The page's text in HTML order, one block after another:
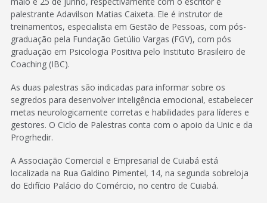
palestrante Adavilson Matias Caixeta. Ele é instrutor de
treinamentos, especialista em Gestão de Pessoas, com pós-
graduação pela Fundação Getúlio Vargas (FGV), com pós
graduação em Psicologia Positiva pelo Instituto Brasileiro de
Coaching (IBC).
As duas palestras são indicadas para informar sobre os
segredos para desenvolver inteligência emocional, estabelecer
metas neurologicamente corretas e habilidades para líderes e
gestores. O Ciclo de Palestras conta com o apoio da Unic e da
Progrhedir.
A Associação Comercial e Empresarial de Cuiabá está
localizada na Rua Galdino Pimentel, 14, na segunda sobreloja
do Edifício Palácio do Comércio, no centro de Cuiabá.